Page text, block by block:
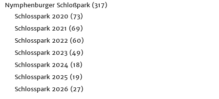
Nymphenburger Schloßpark (317)
Schlosspark 2020 (73)
Schlosspark 2021 (69)
Schlosspark 2022 (60)
Schlosspark 2023 (49)
Schlosspark 2024 (18)
Schlosspark 2025 (19)
Schlosspark 2026 (27)